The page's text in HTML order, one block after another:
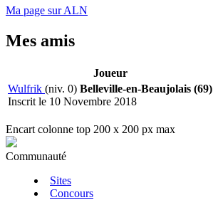
Ma page sur ALN
Mes amis
Joueur
Wulfrik (niv. 0) Belleville-en-Beaujolais (69)
Inscrit le 10 Novembre 2018
Encart colonne top 200 x 200 px max
Communauté
Sites
Concours